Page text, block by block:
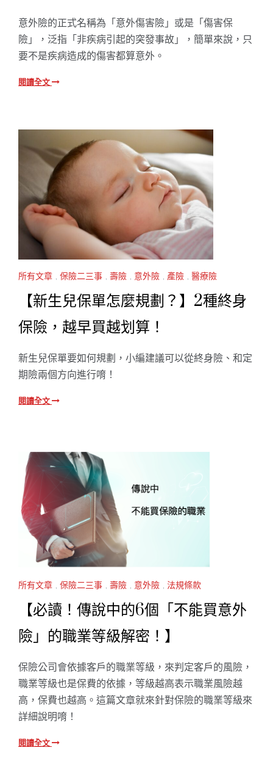
意外險的正式名稱為「意外傷害險」或是「傷害保
險」，泛指「非疾病引起的突發事故」，簡單來說，只
要不是疾病造成的傷害都算意外。
閱讀全文
所有文章 , 保險二三事 , 壽險 , 意外險 , 產險 , 醫療險
【新生兒保單怎麼規劃？】2種終身
保險，越早買越划算！
新生兒保單要如何規劃，小編建議可以從終身險、和定
期險兩個方向進行唷！
閱讀全文
所有文章 保險二三事 壽險 意外險 法規條款
【必讀！傳說中的6個「不能買意外
險」的職業等級解密！】
保險公司會依據客戶的職業等級，來判定客戶的風險，
職業等級也是保費的依據，等級越高表示職業風險越
高，保費也越高。這篇文章就來針對保險的職業等級來
詳細說明唷！
閱讀全文